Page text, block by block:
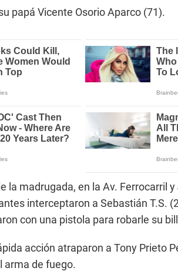
papá Vicente Osorio Aparco (71).
la madrugada, en la Av. Ferrocarril
interceptaron a Sebastián T.S.
con una pistola para robarle su
acción atraparon a Tony Prieto
arma de fuego.